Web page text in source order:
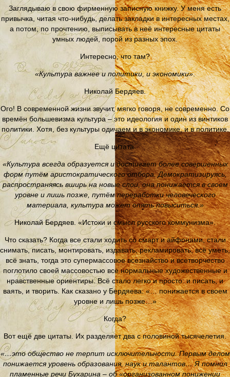
Заглядываю в свою фирменную записную книжку. У меня есть
привычка, читая что-нибудь, делать закладки в интересных местах,
а потом, по прочтению, выписывать в неё интересные цитаты
умных людей, порой из разных эпох.
Интересно, что там?
«Культура важнее и политики, и экономики».
Николай Бердяев.
Ого! В современной жизни звучит, мягко говоря, не современно. Со
времён большевизма культура – это идеология и один из винтиков
политики. Хотя, без культуры одичаем и в экономике, и в политике.
Ещё цитата.
«Культура всегда образуется и достигает более совершенных
форм путём аристократического отбора. Демократизируясь,
распространяясь вширь на новые слои, она понижается в своем
уровне и лишь позже, путём переработки человеческого
материала, культура может опять повыситься.»
Николай Бердяев. «Истоки и смысл русского коммунизма».
Что сказать? Когда все стали ходить со смарт и айфонами, стали
снимать, писать, монтировать, издавать, рекламировать, всё уметь,
всё знать, тогда это супермассовое всезнайство и всетворчество
поглотило своей массовостью все нормальные художественные и
нравственные ориентиры. Всё стало легко и просто: и писать, и
ваять, и творить. Как сказано у Бердяева: «… понижается в своем
уровне и лишь позже…»
Когда?
Вот ещё две цитаты. Их разделяет два с половиной тысячелетия.
«…это общество не терпит исключительности. Первым делом
понижается уровень образования, наук и талантов… Я помнил
пламенные речи Бухарина – об «организованном понижении